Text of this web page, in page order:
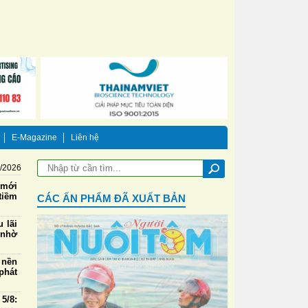
E-Magazine Liên hệ
2026
lãi
8:
CÁC ẤN PHẨM ĐÃ XUẤT BẢN